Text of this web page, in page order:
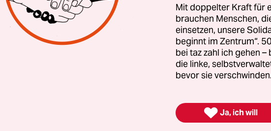
Es ist eine Premiere mit großer politischer
Europaparlament will am Dienstag in
gegendie Partei „Europa der Souveränen
Es könnte das Aus für die 2024 gegründete
Parteienfamilie bedeuten, in der die AfD den
zu haben. Sollte sich dieser Verdacht
Entzug der EU-Förderung von rund 2 Millionen
Mit doppelter Kraft für
brauchen Menschen,
einsetzen, unsere
beginnt im Zentrum“.
bei taz zahl ich gehen
die linke,
bevor sie
 Ja, ich will